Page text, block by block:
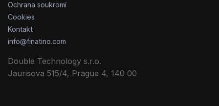
Ochrana soukromí
Cookies
Kontakt
info@finatino.com
Double Technology s.r.o.
Jaurisova 515/4, Prague 4, 140 00